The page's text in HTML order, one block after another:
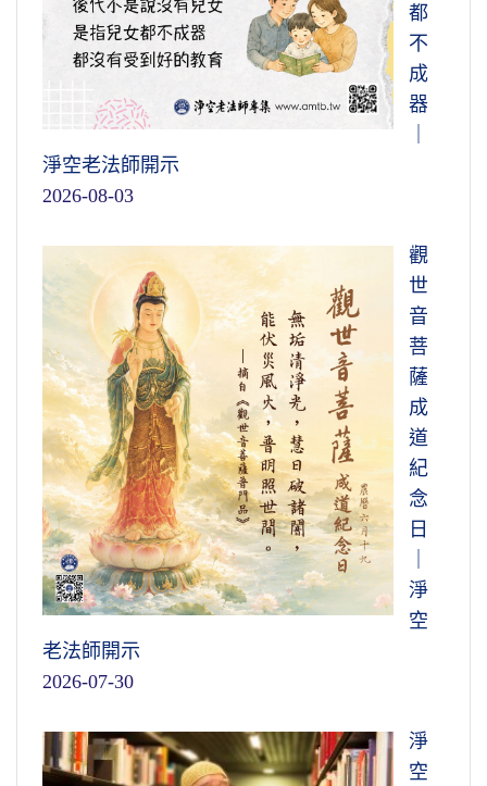
都
不
成
器
淨空老法師開示
2026-08-03
觀
世
音
菩
薩
成
道
紀
念
日
淨
空
老法師開示
2026-07-30
淨
空